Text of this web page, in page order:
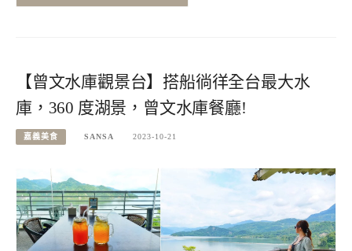
【曾文水庫觀景台】搭船徜徉全台最大水
庫，360 度湖景，曾文水庫餐廳!
嘉義美食 SANSA 2023-10-21